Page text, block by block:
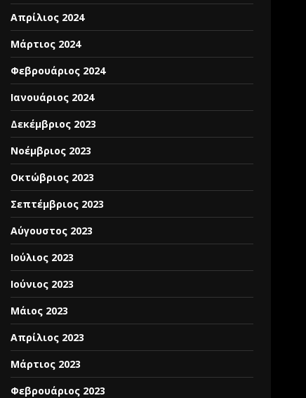
Απρίλιος 2024
Μάρτιος 2024
Φεβρουάριος 2024
Ιανουάριος 2024
Δεκέμβριος 2023
Νοέμβριος 2023
Οκτώβριος 2023
Σεπτέμβριος 2023
Αύγουστος 2023
Ιούλιος 2023
Ιούνιος 2023
Μάιος 2023
Απρίλιος 2023
Μάρτιος 2023
Φεβρουάριος 2023